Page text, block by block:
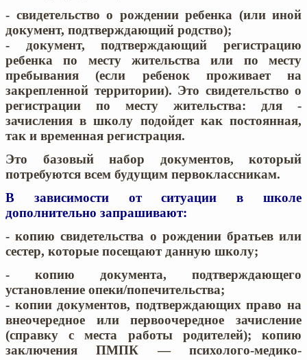
- свидетельство о рождении ребенка (или иной
документ, подтверждающий родство);
- документ, подтверждающий регистрацию
ребенка по месту жительства или по месту
пребывания (если ребенок проживает на
закрепленной территории). Это свидетельство о
регистрации по месту жительства: для -
зачисления в школу подойдет как постоянная,
так и временная регистрация.
Это базовый набор документов, который
потребуются всем будущим первоклассникам.
В зависимости от ситуации в школе
дополнительно запрашивают:
- копию свидетельства о рождении братьев или
сестер, которые посещают данную школу;
- копию документа, подтверждающего
установление опеки/попечительства;
- копии документов, подтверждающих право на
внеочередное или первоочередное зачисление
(справку с места работы родителей); копию
заключения ПМПК — психолого-медико-